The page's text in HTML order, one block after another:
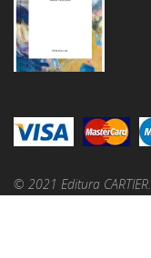
© 2021 Editura CARTIER.